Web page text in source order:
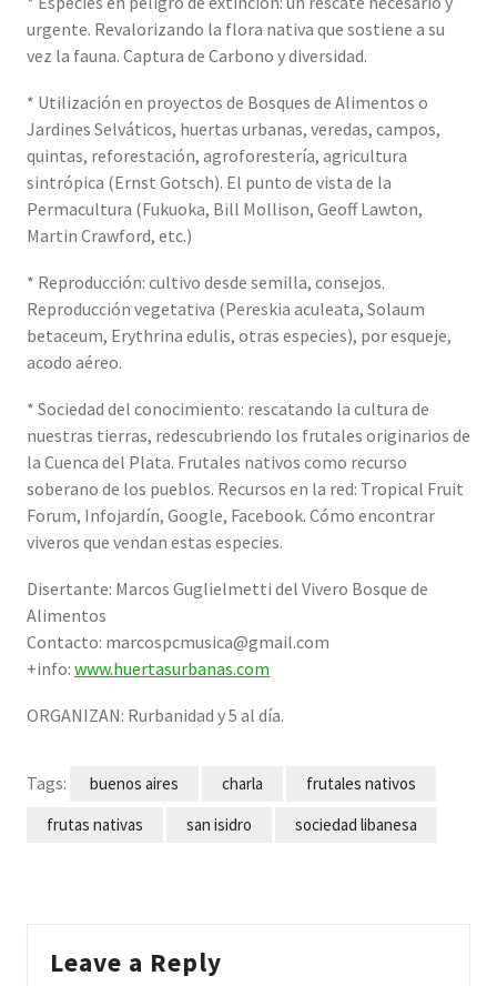
urgente. Revalorizando la flora nativa que sostiene a su
vez la fauna. Captura de Carbono y diversidad.
* Utilización en proyectos de Bosques de Alimentos o
Jardines Selváticos, huertas urbanas, veredas, campos,
quintas, reforestación, agroforestería, agricultura
sintrópica (Ernst Gotsch). El punto de vista de la
Permacultura (Fukuoka, Bill Mollison, Geoff Lawton,
Martin Crawford, etc.)
* Reproducción: cultivo desde semilla, consejos.
Reproducción vegetativa (Pereskia aculeata, Solaum
betaceum, Erythrina edulis, otras especies), por esqueje,
acodo aéreo.
* Sociedad del conocimiento: rescatando la cultura de
nuestras tierras, redescubriendo los frutales originarios de
la Cuenca del Plata. Frutales nativos como recurso
soberano de los pueblos. Recursos en la red: Tropical Fruit
Forum, Infojardín, Google, Facebook. Cómo encontrar
viveros que vendan estas especies.
Disertante: Marcos Guglielmetti del Vivero Bosque de
Alimentos
Contacto: marcospcmusica@gmail.com
+info: www.huertasurbanas.com
ORGANIZAN: Rurbanidad y 5 al día.
Tags: buenos aires charla
frutales nativos
frutas nativas
san isidro sociedad libanesa
Leave a Reply